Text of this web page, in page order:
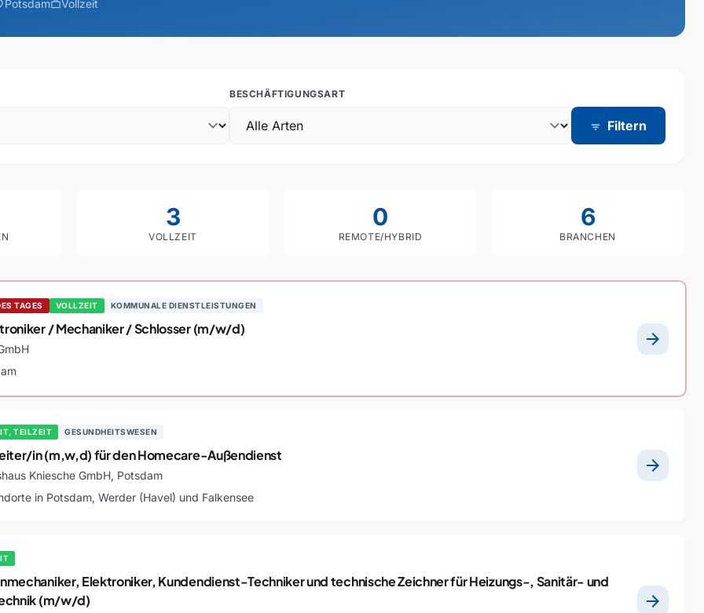
PotsdamworkVollzeit
BESCHÄFTIGUNGSART
filter_list Filtern
3
VOLLZEIT
0
REMOTE/HYBRID
6
BRANCHEN
in Potsdam
TAGES VOLLZEIT KOMMUNALE DIENSTLEISTUNGEN
/ Mechaniker / Schlosser (m/w/d) arrow_forward
TEILZEIT GESUNDHEITSWESEN
in (m,w,d) für den Homecare-Außendienst
Kniesche GmbH, Potsdam
in Potsdam, Werder (Havel) und Falkensee
arrow_forward
Elektroniker, Kundendienst-Techniker und technische Zeichner für Heizungs-, Sanitär- und
(m/w/d)
arrow_forward